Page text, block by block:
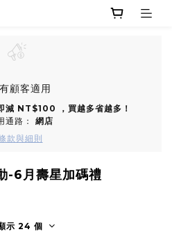
顧客適用
減 NT$100 ，買越多省越多！
通路： 網店
款與細則
-6月壽星加碼禮
示 24 個